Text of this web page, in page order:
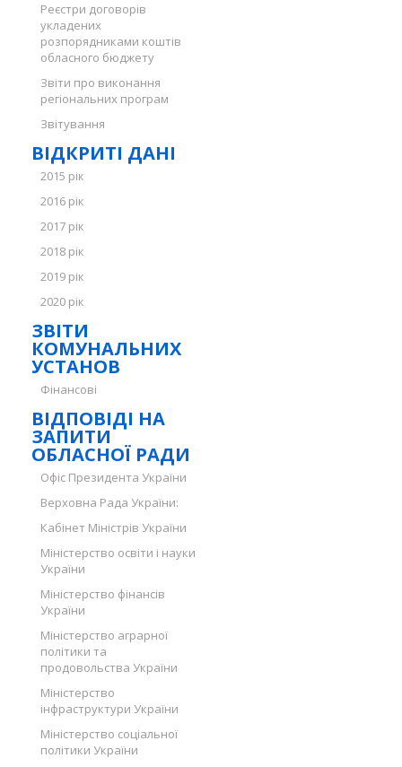
Реєстри договорів
укладених
розпорядниками коштів
обласного бюджету
Звіти про виконання
регіональних програм
Звітування
ВІДКРИТІ ДАНІ
2015 рік
2016 рік
2017 рік
2018 рік
2019 рік
2020 рік
ЗВІТИ
КОМУНАЛЬНИХ
УСТАНОВ
Фінансові
ВІДПОВІДІ НА
ЗАПИТИ
ОБЛАСНОЇ РАДИ
Офіс Президента України
Верховна Рада України:
Кабінет Міністрів України
Міністерство освіти і науки
України
Міністерство фінансів
України
Міністерство аграрної
політики та
продовольства України
Міністерство
інфраструктури України
Міністерство соціальної
політики України